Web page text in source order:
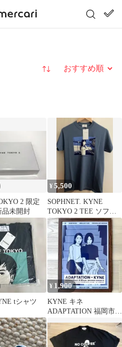
並び替え
2 限定
品未開封
¥5,500
SOPHNET. KYNE
TOKYO 2 TEE ソフキ
ネ SOPH KYNE
tシャツ
¥ 1,900
KYNE キネ
ADAPTATION 福岡市美
術館 ポスター チラシ
フライヤー